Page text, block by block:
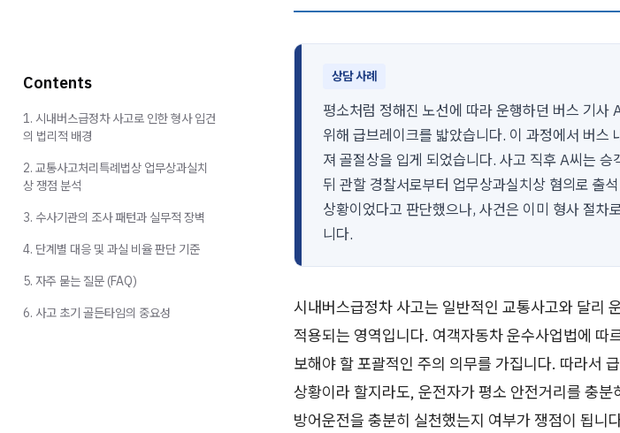
상담 사례
평소처럼 정해진 노선에 따라 운행하던 버스 기사
위해 급브레이크를 밟았습니다. 이 과정에서 버스
져 골절상을 입게 되었습니다. 사고 직후 A씨는
뒤 관할 경찰서로부터 업무상과실치상 혐의로 출
상황이었다고 판단했으나, 사건은 이미 형사 절차
니다.
시내버스급정차 사고는 일반적인 교통사고와 달리
적용되는 영역입니다. 여객자동차 운수사업법에 따
보해야 할 포괄적인 주의 의무를 가집니다. 따라서
상황이라 할지라도, 운전자가 평소 안전거리를 충
방어운전을 충분히 실천했는지 여부가 쟁점이 됩니
Contents
1. 시내버스급정차 사고로 인한 형사 입건
의 법리적 배경
2. 교통사고처리특례법상 업무상과실치
상 쟁점 분석
3. 수사기관의 조사 패턴과 실무적 장벽
4. 단계별 대응 및 과실 비율 판단 기준
5. 자주 묻는 질문 (FAQ)
6. 사고 초기 골든타임의 중요성